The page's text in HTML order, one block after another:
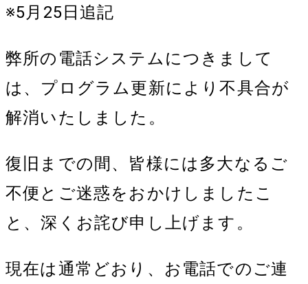
※5月25日追記
弊所の電話システムにつきまして
は、プログラム更新により不具合が
解消いたしました。
復旧までの間、皆様には多大なるご
不便とご迷惑をおかけしましたこ
と、深くお詫び申し上げます。
現在は通常どおり、お電話でのご連